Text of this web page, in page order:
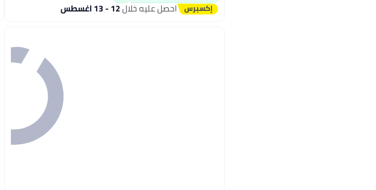
احصل عليه خلال12 - 13 اغسطس